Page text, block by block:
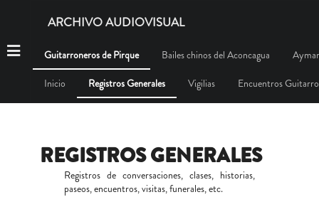
ARCHIVO AUDIOVISUAL
Guitarroneros de Pirque Bailes chinos del Aconcagua
Inicio
Registros Generales Vigilias Encuentros
REGISTROS GENERALES
Registros de conversaciones, clases, historias,
paseos, encuentros, visitas, funerales, etc.